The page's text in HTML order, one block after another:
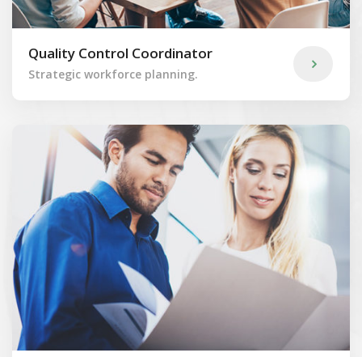
Quality Control Coordinator
Strategic workforce planning.